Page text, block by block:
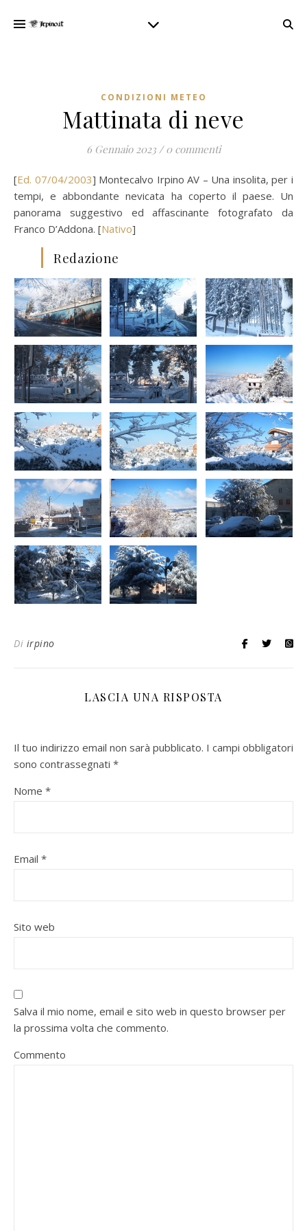
CONDIZIONI METEO
Mattinata di neve
6 Gennaio 2023 / 0 commenti
[ Ed. 07/04/2003] Montecalvo Irpino AV – Una insolita, per i
tempi, e abbondante nevicata ha coperto il paese. Un
panorama suggestivo ed affascinante fotografato da
Franco D’Addona. [Nativo]
Redazione
Di irpino
LASCIA UNA RISPOSTA
Il tuo indirizzo email non sarà pubblicato. I campi obbligatori
sono contrassegnati *
Nome *
Email *
Sito web
Salva il mio nome, email e sito web in questo browser per
la prossima volta che commento.
Commento